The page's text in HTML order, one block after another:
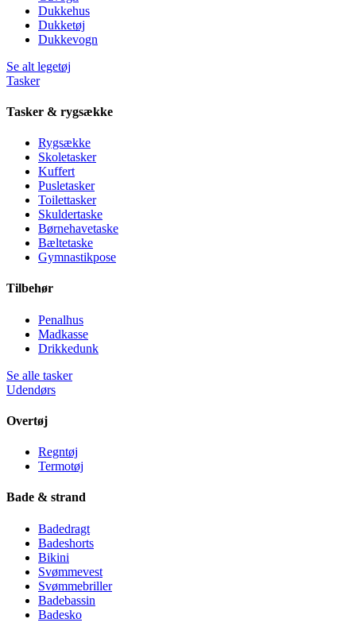
Dukkehus
Dukketøj
Dukkevogn
Se alt legetøj
Tasker
Tasker & rygsække
Rygsække
Skoletasker
Kuffert
Pusletasker
Toilettasker
Skuldertaske
Børnehavetaske
Bæltetaske
Gymnastikpose
Tilbehør
Penalhus
Madkasse
Drikkedunk
Se alle tasker
Udendørs
Overtøj
Regntøj
Termotøj
Bade & strand
Badedragt
Badeshorts
Bikini
Svømmevest
Svømmebriller
Badebassin
Badesko